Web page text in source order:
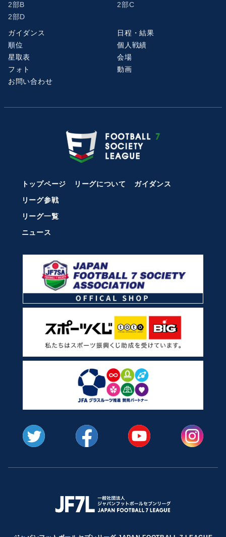
2部B
2部C
2部D
ガイダンス
日程・結果
順位
個人戦績
星取表
会場
フォト
動画
お問い合わせ
トップページ リーグについて
ガイダンス
リーグ参戦
リーグ一覧
ニュース